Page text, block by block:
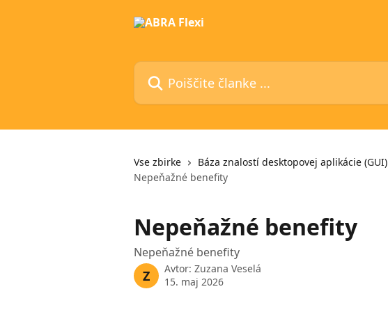
Poiščite članke ...
Vse zbirke Báza znalostí desktopovej aplikácie (GUI)
Nepeňažné benefity
Nepeňažné benefity
Nepeňažné benefity
Z Avtor: Zuzana Veselá
15. maj 2026